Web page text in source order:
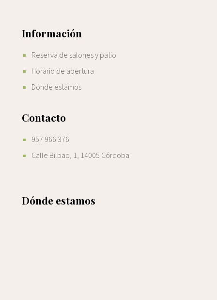
Información
Reserva de salones y patio
Horario de apertura
Dónde estamos
Contacto
957 966 376
Calle Bilbao, 1, 14005 Córdoba
Dónde estamos